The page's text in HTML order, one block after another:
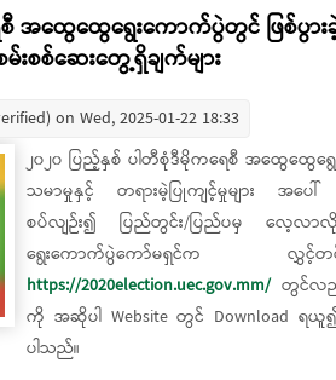
စီ အထွေထွေရွေးကောက်ပွဲတွင် ဖြစ်ပွ
မ်းစစ်ဆေးတွေ့ရှိချက်များ
on Wed, 2025-01-22 18:33
၂၀၂၀ ပြည့်နှစ် ပါတီစုံဒီမိုကရေစီ အထွေထွေ
သမာမှုနှင့် တရားမဲ့ပြုကျင့်မှုများ အပေါ်
စပ်လျဉ်း၍ ပြည်တွင်း/ပြည်ပမှ လေ့လာလို
ရွေးကောက်ပွဲကော်မရှင်က လွှင့်
https://2020election.uec.gov.mm/တွင်လည်း
ကို အဆိုပါ Website တွင် Download ရ
ပါသည်။